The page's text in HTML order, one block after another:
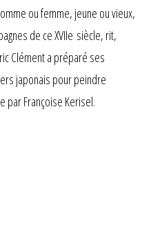
ou femme, jeune ou vieux,
de ce XVIIe siècle, rit,
Clément a préparé ses
japonais pour peindre
par Françoise Kerisel.